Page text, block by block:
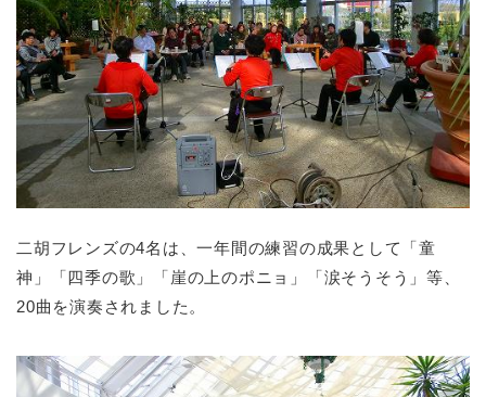
二胡フレンズの4名は、一年間の練習の成果として「童
神」「四季の歌」「崖の上のポニョ」「涙そうそう」等、
20曲を演奏されました。